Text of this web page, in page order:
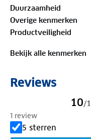
Duurzaamheid
Overige kenmerken
Productveiligheid
Bekijk alle kenmerken
Reviews
10/
1 review
5 sterren